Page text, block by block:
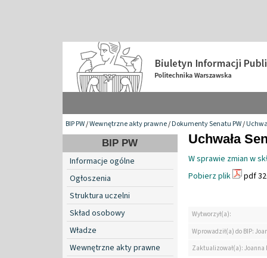
BIP PW/Wewnętrzne akty prawne/Dokumenty Senatu PW/
BIP PW
Informacje ogólne
Ogłoszenia
Struktura uczelni
Skład osobowy
Władze
Wewnętrzne akty prawne
Uchwała
W sprawie zmian w
Pobierz plik
pdf
Wytworzył(a):
Wprowadził(a) do BIP:
Zaktualizował(a):